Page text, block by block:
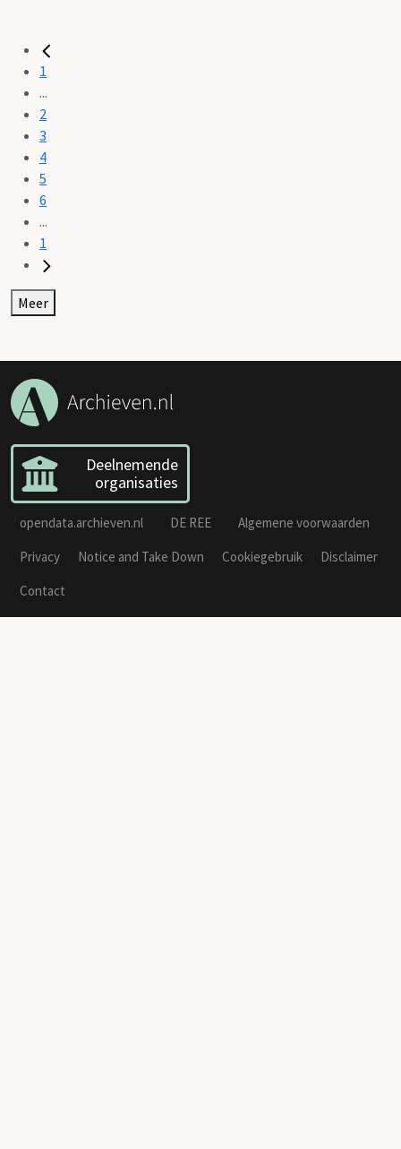
1
...
2
3
4
5
6
...
1
Meer
Deelnemende
organisaties
opendata.archieven.nl DE REE
Algemene voorwaarden
Privacy
Notice and Take Down Cookiegebruik
Disclaimer
Contact